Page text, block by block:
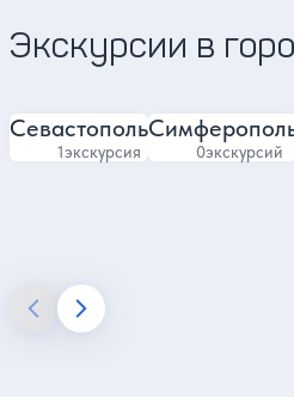
Экскурсии в
Севастополь
1экскурсия 0экскурсий